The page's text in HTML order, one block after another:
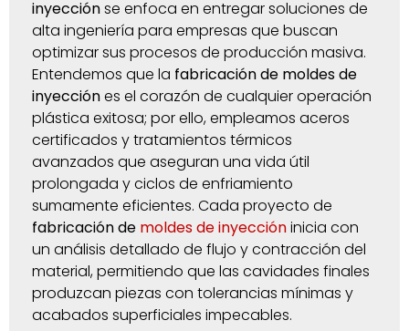
inyecciónse enfoca en entregar soluciones de
alta ingeniería para empresas que buscan
optimizar sus procesos de producción masiva.
Entendemos que la fabricación de moldes de
inyecciónes el corazón de cualquier operación
plástica exitosa; por ello, empleamos aceros
certificados y tratamientos térmicos
avanzados que aseguran una vida útil
prolongada y ciclos de enfriamiento
sumamente eficientes. Cada proyecto de
fabricación de moldes de inyeccióninicia con
un análisis detallado de flujo y contracción del
material, permitiendo que las cavidades finales
produzcan piezas con tolerancias mínimas y
acabados superficiales impecables.